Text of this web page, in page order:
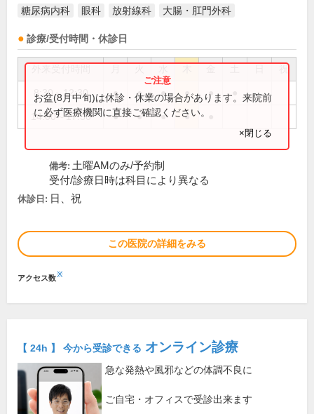
糖尿病内科
眼科 放射線科 大腸・肛門外科
診療/受付時間・休診日
祝
8:30～12:30 ● ● ● ● ●
14:00～17:30 ● ● ● ●
お盆(8月中旬)は休診・休業の場合があります。来院前
に必ず医療機関に直接ご確認ください。
×閉じる
備考: 土曜AMのみ/予約制
受付/診療日時は科目により異なる
休診日: 日、祝
この医院の詳細をみる
アクセス数※
【 24h 】 今から受診できる オンライン診療
急な発熱や風邪などの体調不良に
ご自宅・オフィスで受診出来ます